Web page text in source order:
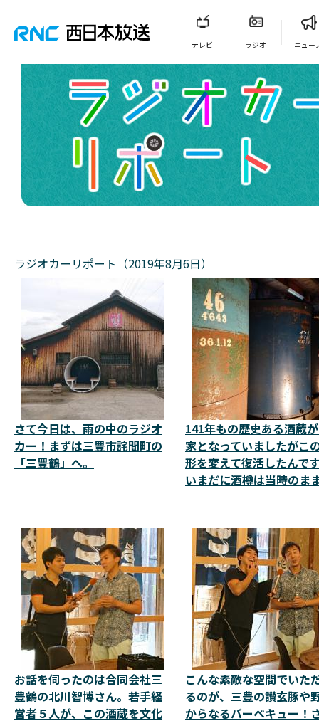
テレビ ラジオ ニュー
ラジオカーリポート（2019年8月6日）
さて今日は、雨の中のラジオ
カー！まずは三豊市詫間町の
「三豊鶴」へ。
141年もの歴史ある酒蔵
家となっていましたがこ
形を変えて復活したんで
いまだに酒樽は当時のま
お話を伺ったのは合同会社三
豊鶴の北川智博さん。若手経
営者５人が、この酒蔵を文化
こんな素敵な空間でいた
るのが、三豊の讃玄豚や
からなるバーベキュー！